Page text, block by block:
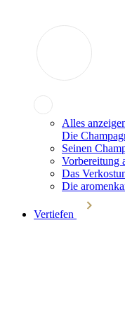
Alles
Die
Seinen
Vorbereitung
Das
Die
Vertiefen